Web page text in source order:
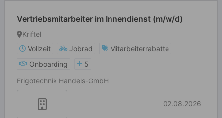
Vertriebsmitarbeiter im Innendienst (m/w/d)
Kriftel
Vollzeit
Jobrad
Mitarbeiterrabatte
Onboarding
5
Frigotechnik Handels-GmbH
02.08.2026